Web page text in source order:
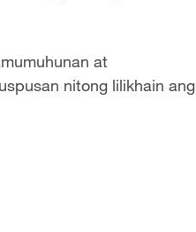
at
nitong lilikhain ang